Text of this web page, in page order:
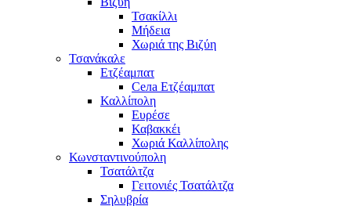
Τσακίλλι
Μήδεια
Χωριά της Βιζύη
Τσανάκαλε
Ετζέαμπατ
Села Ετζέαμπατ
Καλλίπολη
Ευρέσε
Καβακκέι
Χωριά Καλλίπολης
Κωνσταντινούπολη
Τσατάλτζα
Γειτονιές Τσατάλτζα
Σηλυβρία